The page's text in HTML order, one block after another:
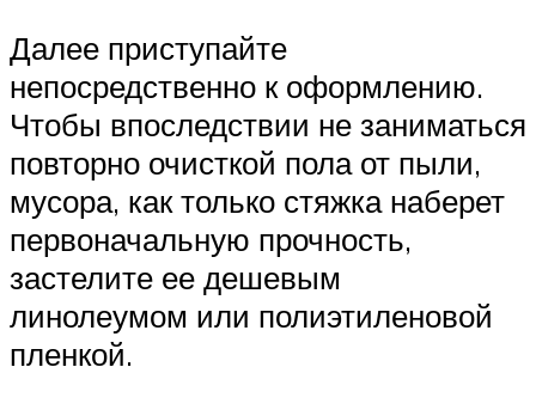
Далее приступайте
непосредственно к оформлению.
Чтобы впоследствии не заниматься
повторно очисткой пола от пыли,
мусора, как только стяжка наберет
первоначальную прочность,
застелите ее дешевым
линолеумом или полиэтиленовой
пленкой.